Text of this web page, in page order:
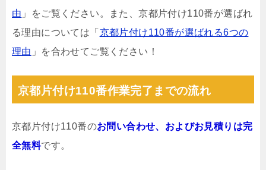
由 」をご覧ください。また、京都片付け110番が選ばれ
る理由については「 京都片付け110番が選ばれる6つの
理由 」を合わせてご覧ください！
京都片付け110番作業完了までの流れ
京都片付け110番のお問い合わせ、およびお見積りは完
全無料です。